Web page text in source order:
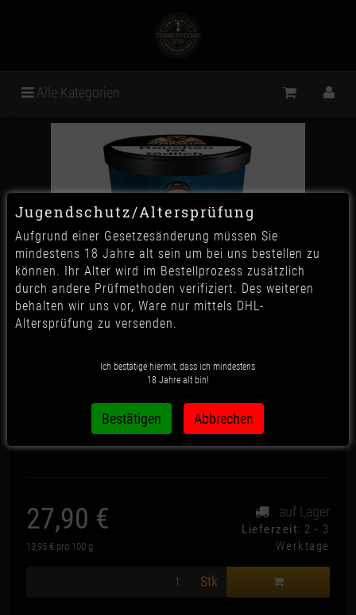
Alle Kategorien
Artikelnummer:
27,90 €
13,95 € pro 100 g
auf Lager
Lieferzeit: 2 - 3
Werktage
Stk
Jugendschutz/Altersprüfung
Aufgrund einer Gesetzesänderung müssen Sie
mindestens 18 Jahre alt sein um bei uns bestellen zu
können. Ihr Alter wird im Bestellprozess zusätzlich
durch andere Prüfmethoden verifiziert. Des weiteren
behalten wir uns vor, Ware nur mittels DHL-
Altersprüfung zu versenden.
Ich bestätige hiermit, dass ich mindestens
18 Jahre alt bin!